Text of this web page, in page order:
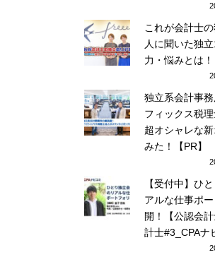
これが会計士
人に聞いた独
力・悩みとは！
独立系会計事
フィックス税
超オシャレな
みた！【PR】
【受付中】ひ
アルな仕事ポ
開！【公認会
計士#3_CPAナ